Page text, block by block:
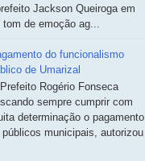
Jackson Queiroga em
de emoção ag...
do funcionalismo
de Umarizal
Rogério Fonseca
sempre cumprir com
determinação o pagamento
municipais, autorizou